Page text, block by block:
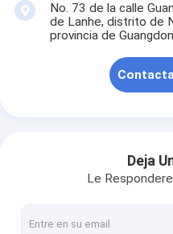
No. 73 de la calle
de Lanhe, distrito de
provincia de
Deja
Le